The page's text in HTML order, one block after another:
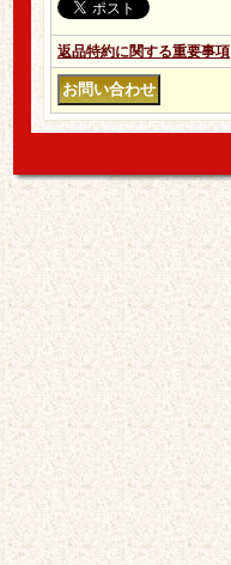
返品特約に関する重要事項